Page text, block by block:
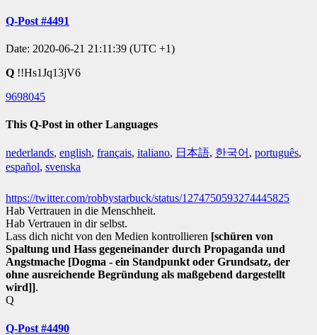
Q-Post #4491
Date: 2020-06-21 21:11:39 (UTC +1)
Q !!Hs1Jq13jV6
9698045
This Q-Post in other Languages
nederlands, english, français, italiano, 日本語, 한국어 , português,
español, svenska
https://twitter.com/robbystarbuck/status/1274750593274445825
Hab Vertrauen in die Menschheit.
Hab Vertrauen in dir selbst.
Lass dich nicht von den Medien kontrollieren [schüren von
Spaltung und Hass gegeneinander durch Propaganda und
Angstmache [Dogma - ein Standpunkt oder Grundsatz, der
ohne ausreichende Begründung als maßgebend dargestellt
wird]].
Q
Q-Post #4490